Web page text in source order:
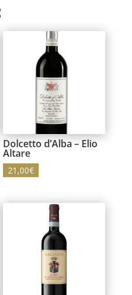
Dolcetto d’Alba – Elio
Altare
21,00€